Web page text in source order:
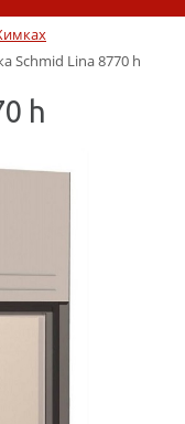
Schmid Lina 8770 h
h